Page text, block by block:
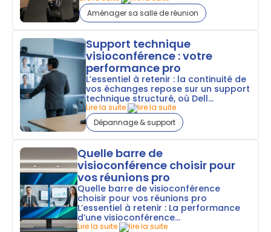
Aménager sa salle de réunion
Support technique
visioconférence : votre
performance pro
L’essentiel à retenir : la continuité de
vos échanges repose sur un support
technique structuré, où Dell...
Lire la suite
Dépannage & support
Quelle barre de
visioconférence choisir pour
vos réunions pro
Quelle barre de visioconférence
choisir pour vos réunions pro
L’essentiel à retenir : La performance
d’une visioconférence...
Lire la suite